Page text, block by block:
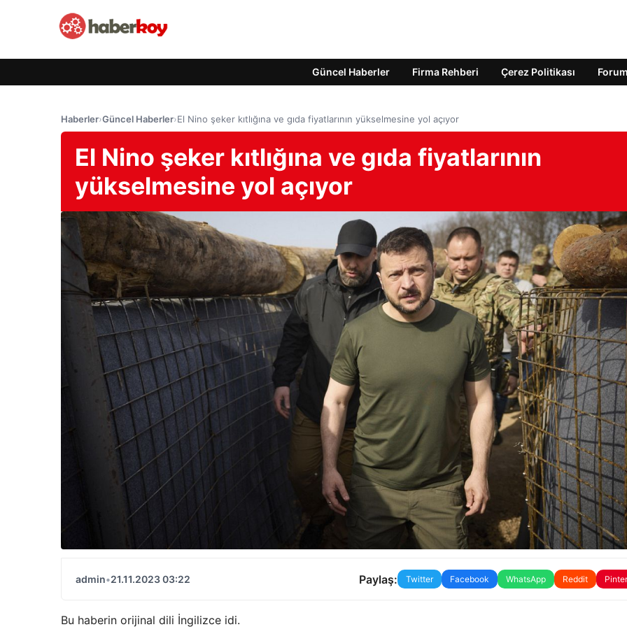
Güncel Haberler Firma Rehberi Çerez Politikası Forum
Haberler›Güncel Haberler›El Nino şeker kıtlığına ve gıda fiyatlarının yükselmesine yol açıyor
El Nino şeker kıtlığına ve gıda fiyatlarının
yükselmesine yol açıyor
admin•21.11.2023 03:22 Paylaş: Twitter Facebook WhatsApp Reddit
Bu haberin orijinal dili İngilizce idi.